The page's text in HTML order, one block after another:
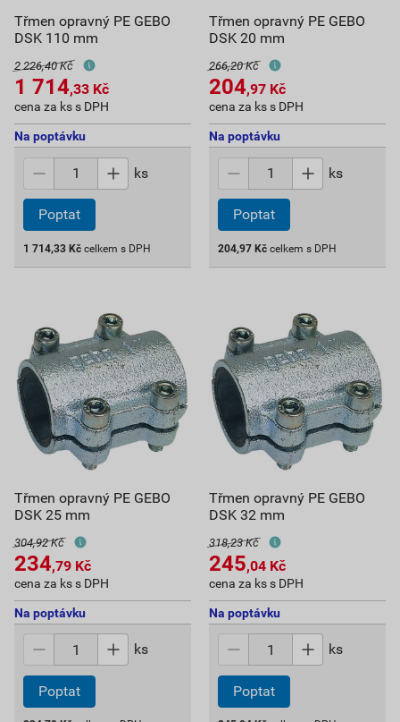
Třmen opravný PE GEBO
DSK 110 mm
2 226,40 Kč
1 714,33 Kč
cena za ks s DPH
Na poptávku
ks
Poptat
1 714,33 Kč celkem s DPH
Třmen opravný PE GEBO
DSK 20 mm
266,20 Kč
204,97 Kč
cena za ks s DPH
Na poptávku
ks
Poptat
204,97 Kč celkem s DPH
Třmen opravný PE GEBO
DSK 25 mm
304,92 Kč
234,79 Kč
cena za ks s DPH
Na poptávku
ks
Poptat
Třmen opravný PE GEBO
DSK 32 mm
318,23 Kč
245,04 Kč
cena za ks s DPH
Na poptávku
ks
Poptat